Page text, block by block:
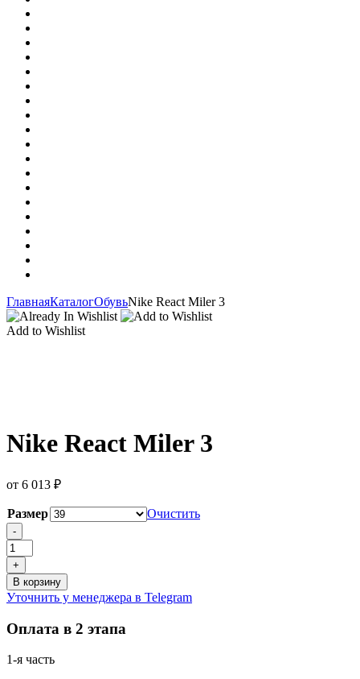
ГлавнаяКаталогОбувьNike React Miler 3
Add to Wishlist
Nike React Miler 3
от 6 013 ₽
Размер
Очистить
Количество
товара
Nike
React
Miler
3
-
+
В корзину
Уточнить у менеджера в Telegram
Оплата в 2 этапа
1-я часть